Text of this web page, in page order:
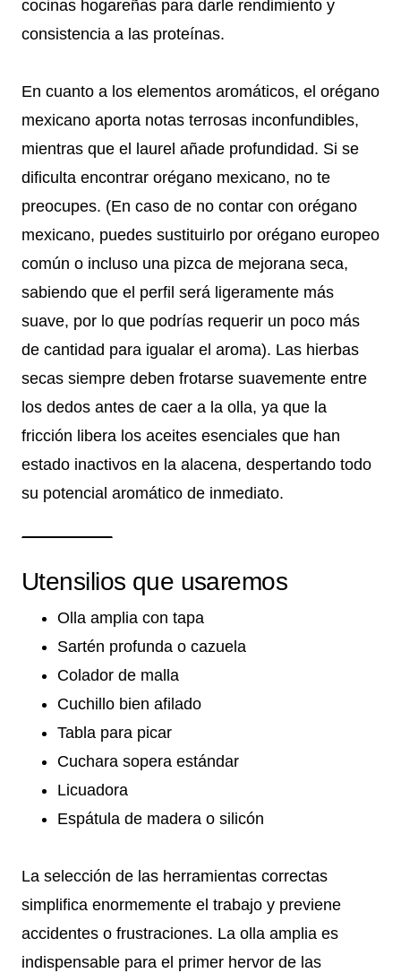
cocinas hogareñas para darle rendimiento y
consistencia a las proteínas.
En cuanto a los elementos aromáticos, el orégano
mexicano aporta notas terrosas inconfundibles,
mientras que el laurel añade profundidad. Si se
dificulta encontrar orégano mexicano, no te
preocupes. (En caso de no contar con orégano
mexicano, puedes sustituirlo por orégano europeo
común o incluso una pizca de mejorana seca,
sabiendo que el perfil será ligeramente más
suave, por lo que podrías requerir un poco más
de cantidad para igualar el aroma). Las hierbas
secas siempre deben frotarse suavemente entre
los dedos antes de caer a la olla, ya que la
fricción libera los aceites esenciales que han
estado inactivos en la alacena, despertando todo
su potencial aromático de inmediato.
Utensilios que usaremos
Olla amplia con tapa
Sartén profunda o cazuela
Colador de malla
Cuchillo bien afilado
Tabla para picar
Cuchara sopera estándar
Licuadora
Espátula de madera o silicón
La selección de las herramientas correctas
simplifica enormemente el trabajo y previene
accidentes o frustraciones. La olla amplia es
indispensable para el primer hervor de las